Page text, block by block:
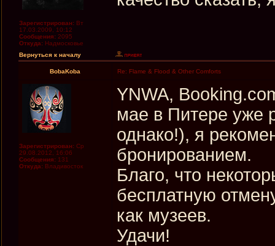
Зарегистрирован: Вт
17.03.2009, 10:12
Сообщения: 2095
Откуда: Надмосковье
Вернуться к началу
BobaKoba Re: Flame & Flood & Other Comforts
Зарегистрирован: Ср
29.08.2012, 16:06
Сообщения: 131
Откуда: Владивосток
YNWA,
мае в Питере уже
однако!), я
бронированием.
Благо, что
бесплатную
как музеев.
Удачи!